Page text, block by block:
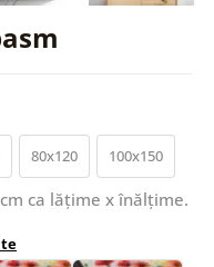
80x120 100x150
ca lățime x înălțime.